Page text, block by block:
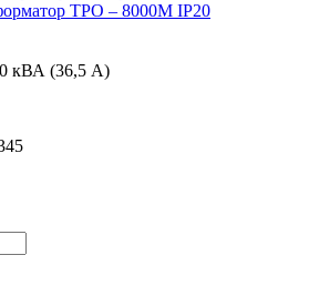
ТРО – 8000М IP20
кВА (36,5 А)